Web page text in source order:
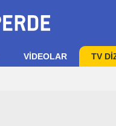
VIDEOLAR TV